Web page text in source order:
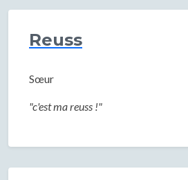
Reuss
Sœur
"c'est ma reuss !"